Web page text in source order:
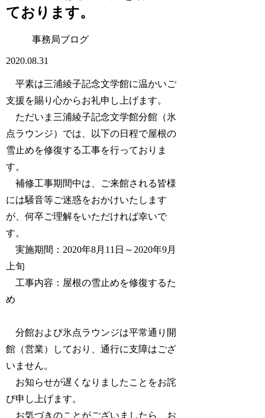
ております。
事務局ブログ
2020.08.31
平素は三浦綾子記念文学館に温かいご
支援を賜り心からお礼申し上げます。
ただいま三浦綾子記念文学館分館（氷
点ラウンジ）では、以下の日程で屋根の
雪止めを修復する工事を行っておりま
す。
補修工事期間中は、ご来館される皆様
には騒音等ご迷惑をおかけいたします
が、何卒ご理解をいただければ幸いで
す。
実施期間：2020年8月11日～2020年9月
上旬
工事内容：屋根の雪止めを修復するた
め
分館および氷点ラウンジは平常通り開
館（営業）しており、通行に支障はござ
いません。
お知らせが遅くなりましたことをお詫
び申し上げます。
お気づきのことがございましたら、お